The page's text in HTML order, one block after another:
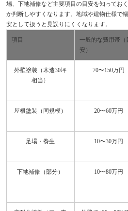
場、下地補修など主要項目の目安を知ってお
か判断しやすくなります。地域や建物仕様で
安として扱うと見誤りにくくなります。
項目
一般的な費用帯（
安）
外壁塗装（木造30坪
相当）
70〜150万円
屋根塗装（同規模） 20〜60万円
足場・養生 10〜30万円
下地補修（部分） 10〜80万円